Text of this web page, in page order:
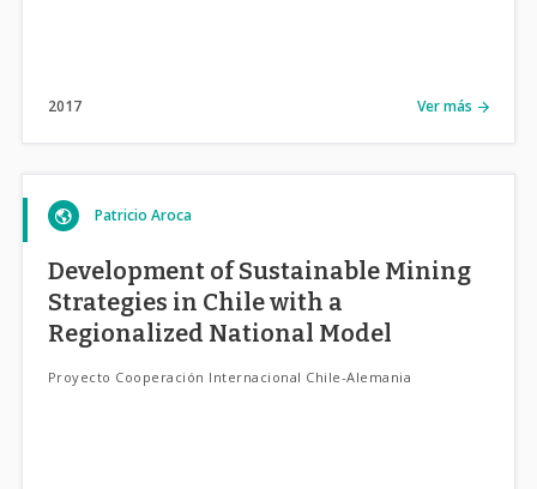
2017 Ver más
Patricio Aroca
Development of Sustainable Mining
Strategies in Chile with a
Regionalized National Model
Proyecto Cooperación Internacional Chile-Alemania